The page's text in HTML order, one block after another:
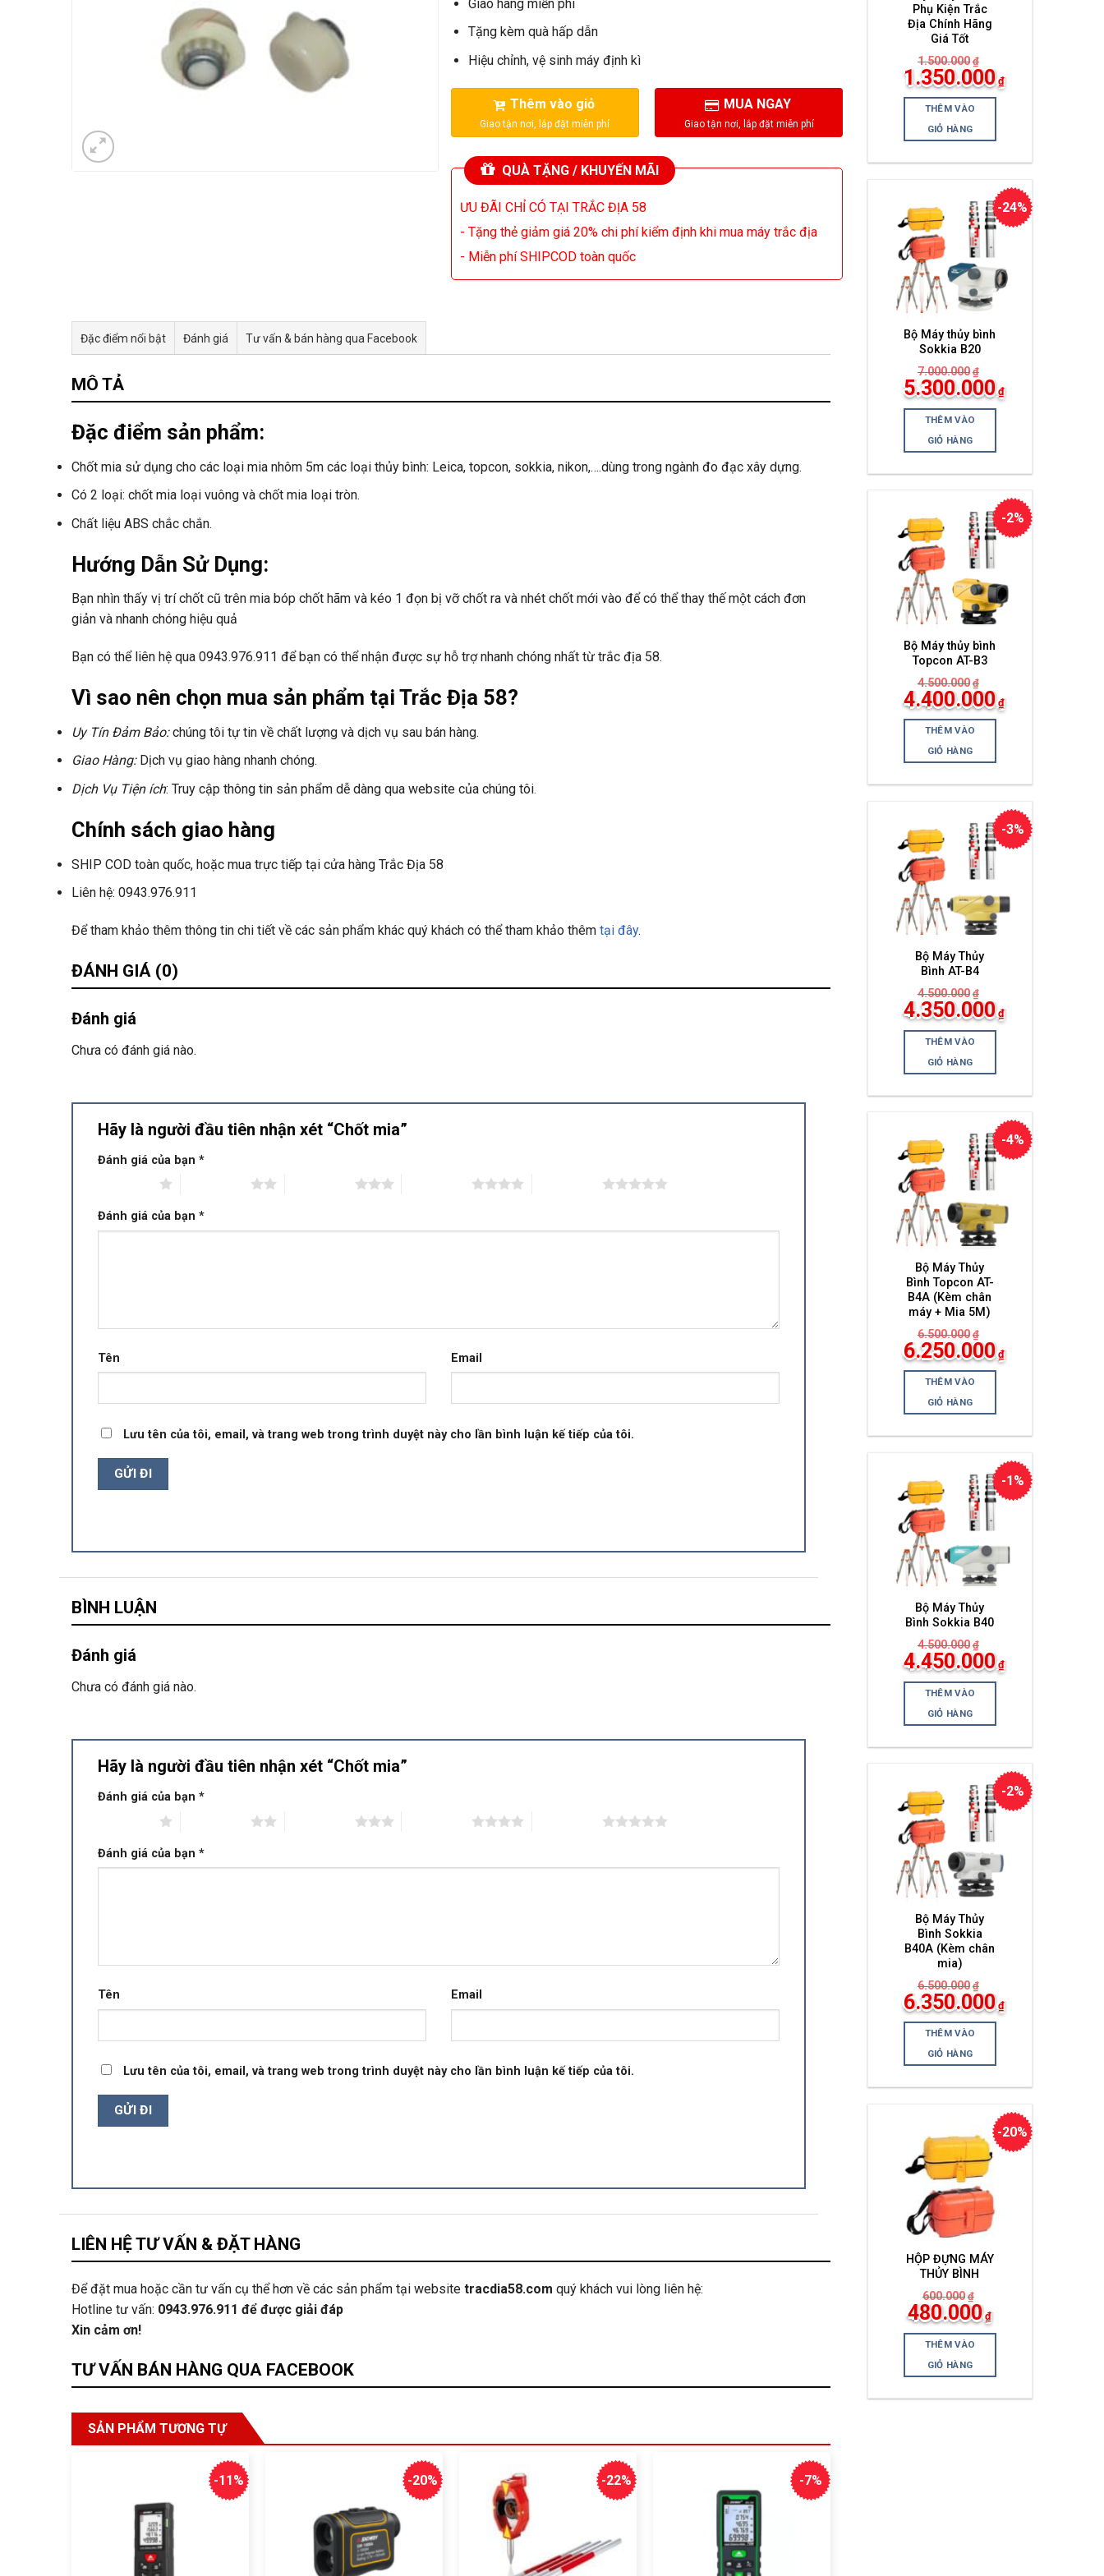
Phụ Kiện Trắc
Địa Chính Hãng
Giá Tốt
1.500.000 ₫
Giá
gốc
là:
1.500.000₫.
1.350.000 ₫
Giá
hiện
tại
là:
1.350.000₫.
THÊM VÀO
GIỎ HÀNG
-24%
Bộ Máy thủy bình
Sokkia B20
7.000.000 ₫
Giá
gốc
là:
7.000.000₫.
5.300.000 ₫
Giá
hiện
tại
là:
5.300.000₫.
THÊM VÀO
GIỎ HÀNG
-2%
Bộ Máy thủy bình
Topcon AT-B3
4.500.000 ₫
Giá
gốc
là:
4.500.000₫.
4.400.000 ₫
Giá
hiện
tại
là:
4.400.000₫.
THÊM VÀO
GIỎ HÀNG
-3%
Bộ Máy Thủy
Bình AT-B4
4.500.000 ₫
Giá
gốc
là:
4.500.000₫.
4.350.000 ₫
Giá
hiện
tại
là:
4.350.000₫.
THÊM VÀO
GIỎ HÀNG
-4%
Bộ Máy Thủy
Bình Topcon AT-
B4A (Kèm chân
máy + Mia 5M)
6.500.000 ₫
Giá
gốc
là:
6.500.000₫.
6.250.000 ₫
Giá
hiện
tại
là:
6.250.000₫.
THÊM VÀO
GIỎ HÀNG
-1%
Bộ Máy Thủy
Bình Sokkia B40
4.500.000 ₫
Giá
gốc
là:
4.500.000₫.
4.450.000 ₫
Giá
hiện
tại
là:
4.450.000₫.
THÊM VÀO
GIỎ HÀNG
-2%
Bộ Máy Thủy
Bình Sokkia
B40A (Kèm chân
mia)
6.500.000 ₫
Giá
gốc
là:
6.500.000₫.
6.350.000 ₫
Giá
hiện
tại
là:
6.350.000₫.
THÊM VÀO
GIỎ HÀNG
-20%
HỘP ĐỰNG MÁY
THỦY BÌNH
600.000 ₫
Giá
gốc
là:
600.000₫.
480.000 ₫hiện
tại
THÊM VÀO
GIỎ HÀNG
Giao hàng miễn phí
Tặng kèm quà hấp dẫn
Hiệu chỉnh, vệ sinh máy định kì
Thêm vào giỏ MUA NGAY
QUÀ TẶNG / KHUYẾN MÃI
ƯU ĐÃI CHỈ CÓ TẠI TRẮC ĐỊA 58
- Tặng thẻ giảm giá 20% chi phí kiểm định khi mua máy trắc địa
- Miễn phí SHIPCOD toàn quốc
Đặc điểm nổi bật Đánh giá Tư vấn & bán hàng qua Facebook
MÔ TẢ
Đặc điểm sản phẩm:
Chốt mia sử dụng cho các loại mia nhôm 5m các loại thủy bình: Leica, topcon, sokkia, nikon,….dùng trong ngành đo đạc xây dựng.
Có 2 loại: chốt mia loại vuông và chốt mia loại tròn.
Chất liệu ABS chắc chắn.
Hướng Dẫn Sử Dụng:
Bạn nhìn thấy vị trí chốt cũ trên mia bóp chốt hãm và kéo 1 đọn bị vỡ chốt ra và nhét chốt mới vào để có thể thay thế một cách đơn
giản và nhanh chóng hiệu quả
Bạn có thể liên hệ qua 0943.976.911 để bạn có thể nhận được sự hỗ trợ nhanh chóng nhất từ trắc địa 58.
Vì sao nên chọn mua sản phẩm tại Trắc Địa 58?
Uy Tín Đảm Bảo:chúng tôi tự tin về chất lượng và dịch vụ sau bán hàng.
Giao Hàng: Dịch vụ giao hàng nhanh chóng.
Dịch Vụ Tiện ích: Truy cập thông tin sản phẩm dễ dàng qua website của chúng tôi.
Chính sách giao hàng
SHIP COD toàn quốc, hoặc mua trực tiếp tại cửa hàng Trắc Địa 58
Liên hệ: 0943.976.911
Để tham khảo thêm thông tin chi tiết về các sản phẩm khác quý khách có thể tham khảo thêm tại đây.
ĐÁNH GIÁ (0)
Đánh giá
Chưa có đánh giá nào.
Hãy là người đầu tiên nhận xét “Chốt mia”
Đánh giá của bạn *
Đánh giá của bạn *
Tên Email
Lưu tên của tôi, email, và trang web trong trình duyệt này cho lần bình luận kế tiếp của tôi.
BÌNH LUẬN
Đánh giá
Chưa có đánh giá nào.
Hãy là người đầu tiên nhận xét “Chốt mia”
Đánh giá của bạn *
Đánh giá của bạn *
Tên Email
Lưu tên của tôi, email, và trang web trong trình duyệt này cho lần bình luận kế tiếp của tôi.
LIÊN HỆ TƯ VẤN & ĐẶT HÀNG
Để đặt mua hoặc cần tư vấn cụ thể hơn về các sản phẩm tại website tracdia58.com quý khách vui lòng liên hệ:
Hotline tư vấn: 0943.976.911 để được giải đáp
Xin cảm ơn!
TƯ VẤN BÁN HÀNG QUA FACEBOOK
SẢN PHẨM TƯƠNG TỰ
-11% -20% -22% -7%